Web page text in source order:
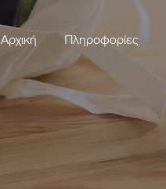
Αρχική Πληροφορίες